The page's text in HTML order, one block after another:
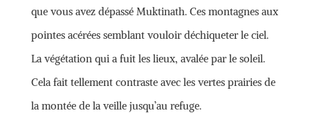
que vous avez dépassé Muktinath. Ces montagnes aux
pointes acérées semblant vouloir déchiqueter le ciel.
La végétation qui a fuit les lieux, avalée par le soleil.
Cela fait tellement contraste avec les vertes prairies de
la montée de la veille jusqu’au refuge.